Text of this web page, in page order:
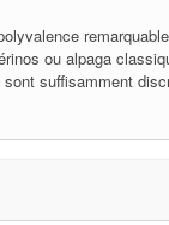
ou alpaga
suffisamment